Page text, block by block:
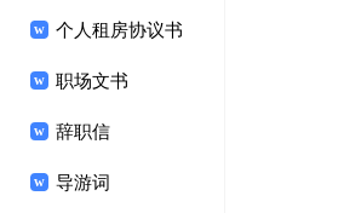
模板个人租房协议书
租房屋协议书
职场文书
辞职信
导游词